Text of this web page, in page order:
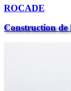
ROCADE
Construction